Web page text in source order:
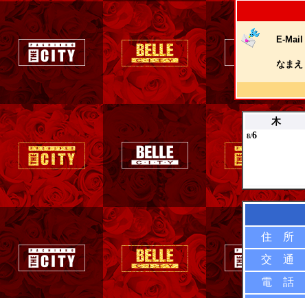
E-Mail
なまえ
木
8/6
住 所
交 通
電 話